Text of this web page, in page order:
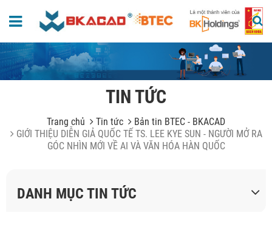
TIN TỨC
Trang chủ Tin tức
Bản tin BTEC - BKACAD
GIỚI THIỆU DIỄN GIẢ QUỐC TẾ TS. LEE KYE SUN - NGƯỜI MỞ RA
GÓC NHÌN MỚI VỀ AI VÀ VĂN HÓA HÀN QUỐC
DANH MỤC TIN TỨC